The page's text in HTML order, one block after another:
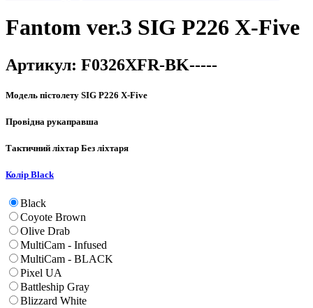
Fantom ver.3 SIG P226 X-Five
Артикул: F0326XFR-BK-----
Модель пістолету SIG P226 X-Five
Провідна рукаправша
Тактичний ліхтар Без ліхтаря
Колір Black
Black
Coyote Brown
Olive Drab
MultiCam - Infused
MultiCam - BLACK
Pixel UA
Battleship Gray
Blizzard White